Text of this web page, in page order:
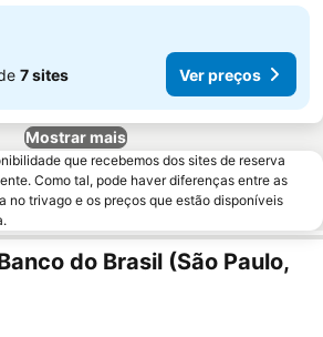
7 sites Ver preços
Mostrar mais
que recebemos dos sites de reserva
Como tal, pode haver diferenças entre as
no trivago e os preços que estão disponíveis
do Brasil (São Paulo,